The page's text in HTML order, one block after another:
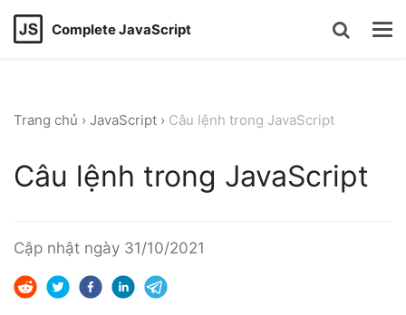
Complete JavaScript
Trang chủ › JavaScript › Câu lệnh trong JavaScript
Câu lệnh trong JavaScript
Cập nhật ngày 31/10/2021